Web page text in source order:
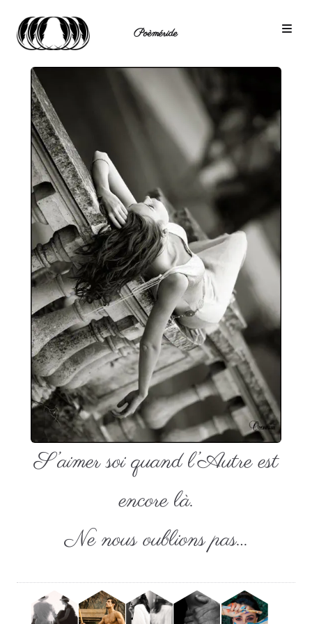
Poèméride
S’aimer soi quand l’Autre est
encore là.
Ne nous oublions pas…